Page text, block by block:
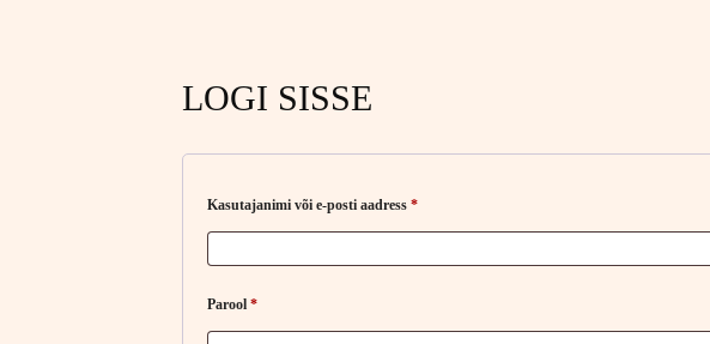
LOGI SISSE
Kasutajanimi või e-posti aadress *Nõutud
Parool *Nõutud